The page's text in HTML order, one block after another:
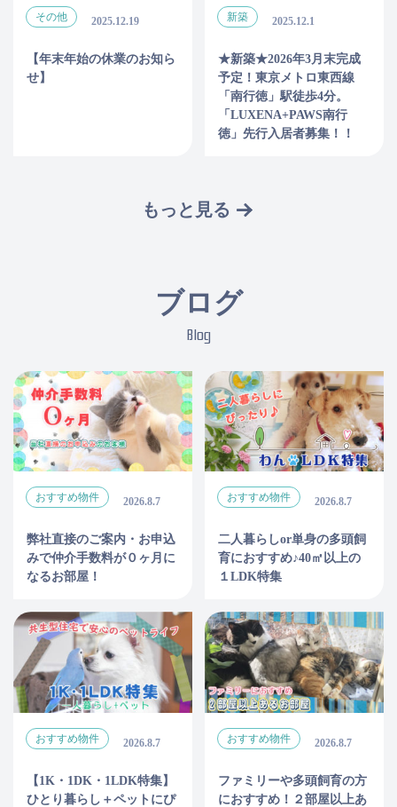
その他 2025.12.19
【年末年始の休業のお知ら
せ】
新築 2025.12.1
★新築★2026年3月末完成
予定！東京メトロ東西線
「南行徳」駅徒歩4分。
「LUXENA+PAWS南行
徳」先行入居者募集！！
もっと見る
ブログ
Blog
おすすめ物件 2026.8.7
弊社直接のご案内・お申込
みで仲介手数料が０ヶ月に
なるお部屋！
おすすめ物件 2026.8.7
二人暮らしor単身の多頭飼
育におすすめ♪40㎡以上の
１LDK特集
おすすめ物件 2026.8.7
【1K・1DK・1LDK特集】
ひとり暮らし＋ペットにぴ
おすすめ物件 2026.8.7
ファミリーや多頭飼育の方
におすすめ！２部屋以上あ